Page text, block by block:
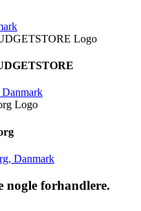
Danmark
nogle forhandlere.